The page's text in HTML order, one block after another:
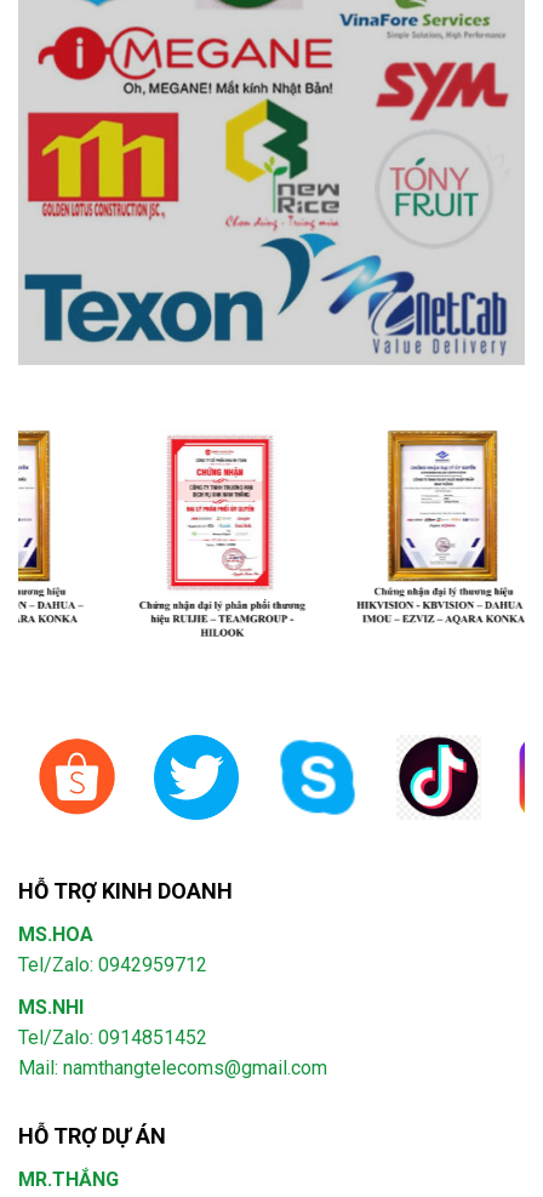
HỖ TRỢ KINH DOANH
MS.HOA
Tel/Zalo: 0942959712
MS.NHI
Tel/Zalo: 0914851452
Mail: namthangtelecoms@gmail.com
HỖ TRỢ DỰ ÁN
MR.THẮNG